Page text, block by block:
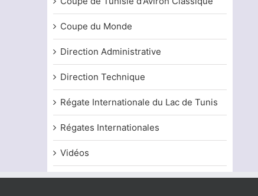
Coupe du Monde
Direction Administrative
Direction Technique
Régate Internationale du Lac de Tunis
Régates Internationales
Vidéos